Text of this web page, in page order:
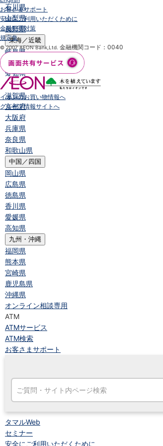
石川県
山梨県
長野県
東海／近畿
岐阜県
静岡県
愛知県
三重県
滋賀県
京都府
大阪府
兵庫県
奈良県
和歌山県
中国／四国
岡山県
広島県
徳島県
香川県
愛媛県
高知県
九州・沖縄
福岡県
熊本県
宮崎県
鹿児島県
沖縄県
オンライン相談専用
ATM
ATMサービス
ATM検索
お客さまサポート
タマルWeb
セミナー
安全にご利用いただくために
お客さまサポート
安全にご利用いただくために
金融犯罪対策
規定集
© 2007 AEON Bank,Ltd. 金融機関コード：0040
イオンのお買い物情報へ
グループ情報サイトへ